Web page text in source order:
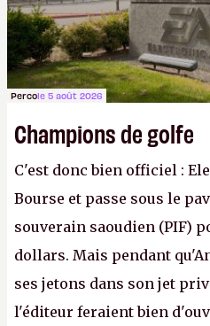
Percole 5 août 2026
Champions de golfe
C'est donc bien officiel :
Bourse et passe sous le
souverain saoudien (PIF)
dollars. Mais pendant
ses jetons dans son jet
l'éditeur feraient bien